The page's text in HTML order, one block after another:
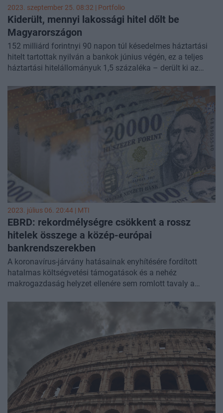
2023. szeptember 25. 08:32 | Portfolio
Kiderült, mennyi lakossági hitel dőlt be
Magyarországon
152 milliárd forintnyi 90 napon túl késedelmes háztartási
hitelt tartottak nyilván a bankok június végén, ez a teljes
háztartási hitelállományuk 1,5 százaléka – derült ki az
2023. július 06. 20:44 | MTI
EBRD: rekordmélységre csökkent a rossz
hitelek összege a közép-európai
bankrendszerekben
A koronavírus-járvány hatásainak enyhítésére fordított
hatalmas költségvetési támogatások és a nehéz
makrogazdaság helyzet ellenére sem romlott tavaly a
minősége, sőt meredek visszaeséssel rekordmélységre
összege - közölte csütörtökön Londonban az Európai
Újjáépítési és Fejlesztési Bank (EBRD).